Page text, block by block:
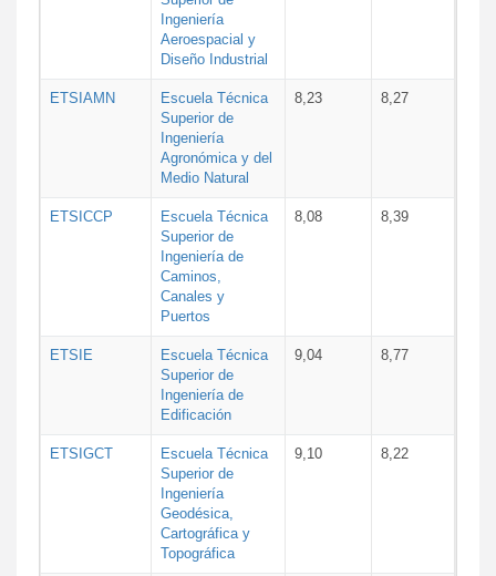
Ingeniería
Aeroespacial y
Diseño Industrial
ETSIAMN
Escuela Técnica
Superior de
Ingeniería
Agronómica y del
Medio Natural
8,23 8,27
ETSICCP
Escuela Técnica
Superior de
Ingeniería de
Caminos,
Canales y
Puertos
8,08 8,39
ETSIE
Escuela Técnica
Superior de
Ingeniería de
Edificación
9,04 8,77
ETSIGCT
Escuela Técnica
Superior de
Ingeniería
Geodésica,
Cartográfica y
Topográfica
9,10 8,22